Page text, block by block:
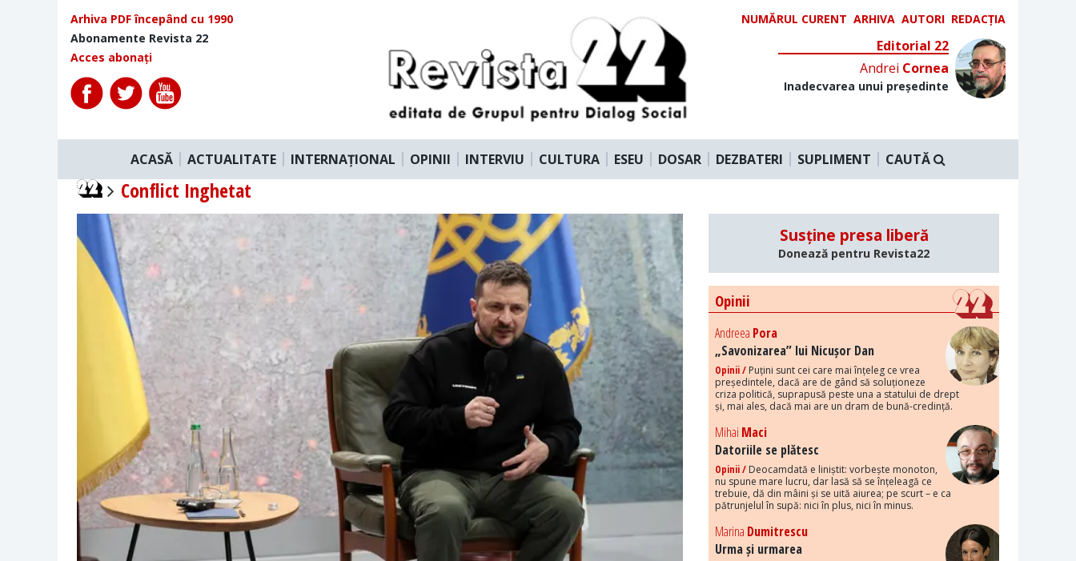
Arhiva PDF începând cu 1990
Abonamente Revista 22
Acces abonați
NUMĂRUL CURENT ARHIVA AUTORI REDACȚIA
Editorial 22
Andrei Cornea
Inadecvarea unui președinte
ACASĂ ACTUALITATE INTERNAȚIONAL OPINII INTERVIU CULTURA ESEU DOSAR DEZBATERI SUPLIMENT CAUTĂ
Conflict Inghetat
Susține presa liberă
Donează pentru Revista22
Opinii
Andreea Pora
„Savonizarea” lui Nicușor Dan
Opinii / Puțini sunt cei care mai înțeleg ce vrea
președintele, dacă are de gând să soluționeze
criza politică, suprapusă peste una a statului de drept
și, mai ales, dacă mai are un dram de bună-credință.
Mihai Maci
Datoriile se plătesc
Opinii / Deocamdată e liniștit: vorbește monoton,
nu spune mare lucru, dar lasă să se înțeleagă ce
trebuie, dă din mâini și se uită aiurea; pe scurt – e ca
pătrunjelul în supă: nici în plus, nici în minus.
Marina Dumitrescu
Urma și urmarea